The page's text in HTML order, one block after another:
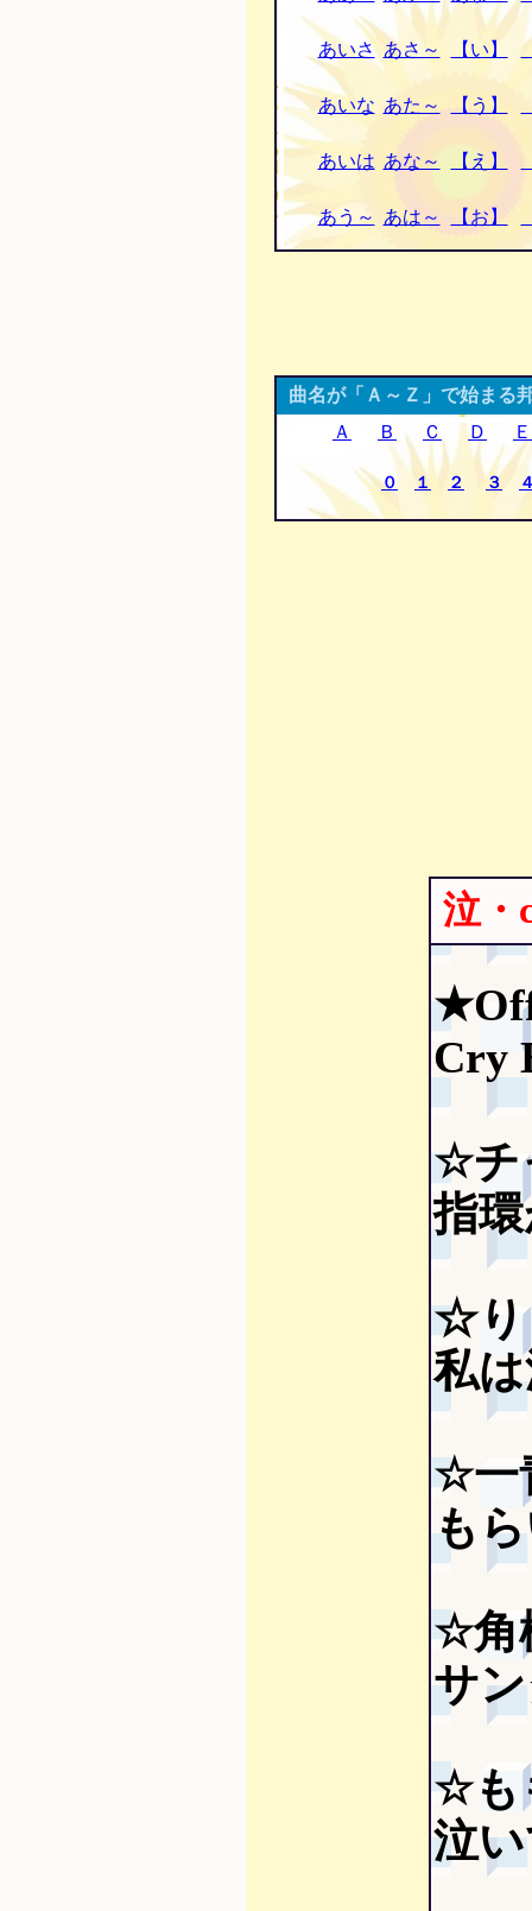
あいさ あさ～ 【い】
あいな あた～ 【う】
あいは あな～ 【え】
あう～ あは～ 【お】
曲名が「Ａ～Ｚ」で始まる
Ａ
Ｂ Ｃ Ｄ Ｅ
０ １ ２ ３
泣・
Cry
☆チ
指
☆り
私
☆一
も
☆角
サ
☆も
泣